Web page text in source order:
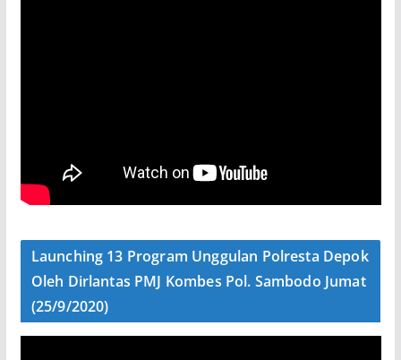
Launching 13 Program Unggulan Polresta Depok
Oleh Dirlantas PMJ Kombes Pol. Sambodo Jumat
(25/9/2020)